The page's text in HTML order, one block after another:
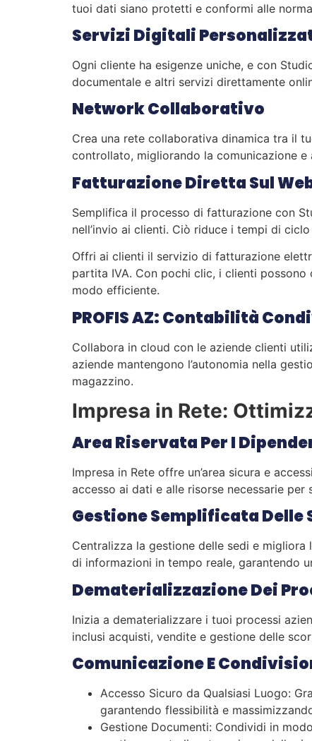
tuoi dati siano protetti e conformi alle
Servizi Digitali
Ogni cliente ha esigenze uniche, e con
documentale e altri servizi direttamente
Network Collaborativo
Crea una rete collaborativa dinamica tra il
controllato, migliorando la comunicazione
Fatturazione Diretta Sul
Semplifica il processo di fatturazione con
nell’invio ai clienti. Ciò riduce i tempi di
Offri ai clienti il servizio di fatturazione
partita IVA. Con pochi clic, i clienti
modo efficiente.
PROFIS AZ: Contabilità
Collabora in cloud con le aziende clienti
aziende mantengono l’autonomia nella
magazzino.
Impresa in Rete:
Area Riservata Per I
Impresa in Rete offre un’area sicura e
accesso ai dati e alle risorse necessarie
Gestione Semplificata Delle
Centralizza la gestione delle sedi e
di informazioni in tempo reale, garantendo
Dematerializzazione Dei
Inizia a dematerializzare i tuoi processi
inclusi acquisti, vendite e gestione delle
Comunicazione E
Accesso Sicuro da Qualsiasi Luogo:
garantendo flessibilità e
Gestione Documenti: Condividi in